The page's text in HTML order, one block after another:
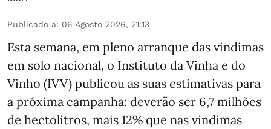
Publicado a: 06 Agosto 2026, 21:13
Esta semana, em pleno arranque das vindimas
em solo nacional, o Instituto da Vinha e do
Vinho (IVV) publicou as suas estimativas para
a próxima campanha: deverão ser 6,7 milhões
de hectolitros, mais 12% que nas vindimas